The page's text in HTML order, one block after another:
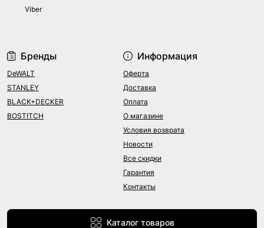
Бренды
DeWALT
STANLEY
BLACK+DECKER
BOSTITCH
Информация
Оферта
Доставка
Оплата
О магазине
Условия возврата
Новости
Все скидки
Гарантия
Контакты
Каталог товаров
Viber